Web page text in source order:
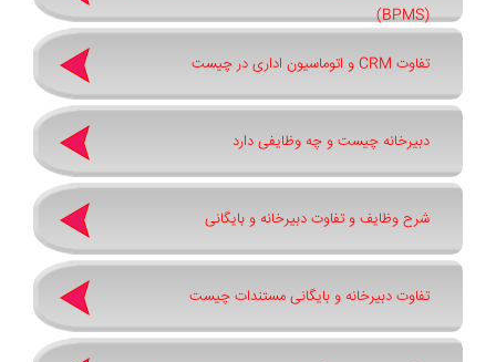
(BPMS)
تفاوت CRM و اتوماسیون اداری در چیست
دبیرخانه چیست و چه وظایفی دارد
شرح وظایف و تفاوت دبیرخانه و بایگانی
تفاوت دبیرخانه و بایگانی مستندات چیست